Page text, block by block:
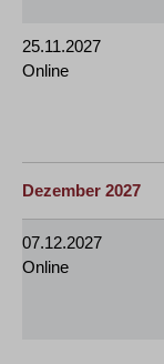
25.11.2027
Online
Dezember 2027
07.12.2027
Online